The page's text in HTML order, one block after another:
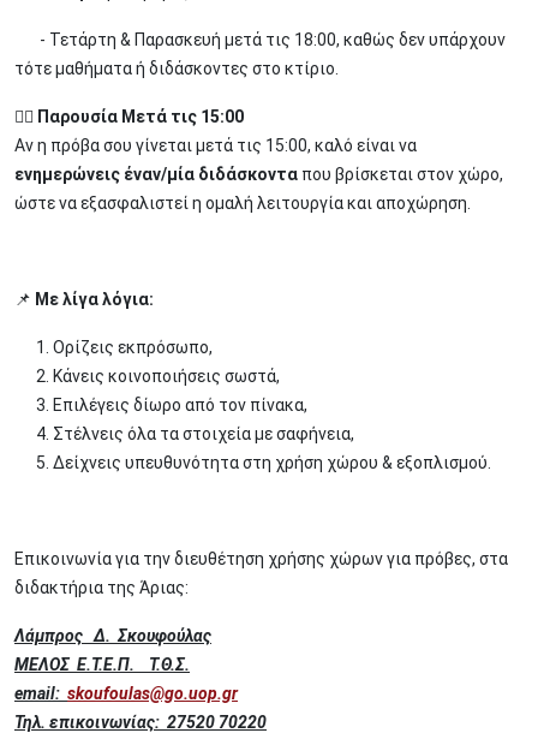
- Τετάρτη & Παρασκευή μετά τις 18:00, καθώς δεν υπάρχουν
τότε μαθήματα ή διδάσκοντες στο κτίριο.
🙋‍♀️ Παρουσία Μετά τις 15:00
Αν η πρόβα σου γίνεται μετά τις 15:00, καλό είναι να
ενημερώνεις έναν/μία διδάσκοντα που βρίσκεται στον χώρο,
ώστε να εξασφαλιστεί η ομαλή λειτουργία και αποχώρηση.
📌 Με λίγα λόγια:
1. Ορίζεις εκπρόσωπο,
2. Κάνεις κοινοποιήσεις σωστά,
3. Επιλέγεις δίωρο από τον πίνακα,
4. Στέλνεις όλα τα στοιχεία με σαφήνεια,
5. Δείχνεις υπευθυνότητα στη χρήση χώρου & εξοπλισμού.
Επικοινωνία για την διευθέτηση χρήσης χώρων για πρόβες, στα
διδακτήρια της Άριας:
Λάμπρος Δ. Σκουφούλας
ΜΕΛΟΣ Ε.Τ.Ε.Π. Τ.Θ.Σ.
email: skoufoulas@go.uop.gr
Τηλ. επικοινωνίας: 27520 70220